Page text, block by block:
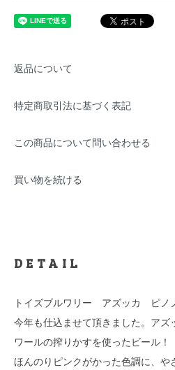
返品について
特定商取引法に基づく表記
この商品について問い合わせる
買い物を続ける
DETAIL
トイズブルワリー アズッカ ピノ
今年も仕込ませて頂きました。アズ
ワールの搾りかすを使ったビール！
ほんのりピンクがかった色調に、や